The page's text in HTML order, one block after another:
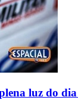
luz do